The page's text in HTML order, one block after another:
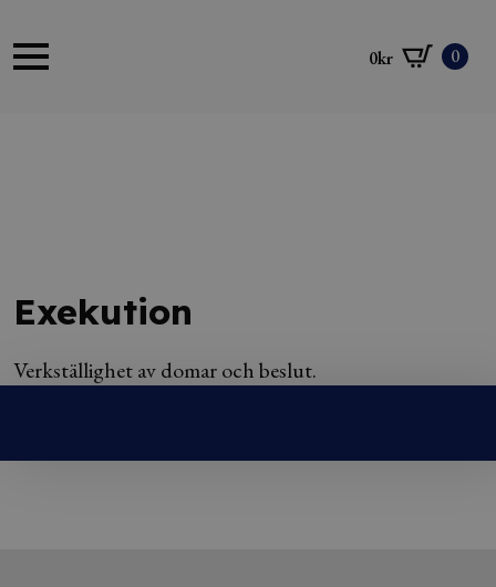
0kr 0
Exekution
Verkställighet av domar och beslut.